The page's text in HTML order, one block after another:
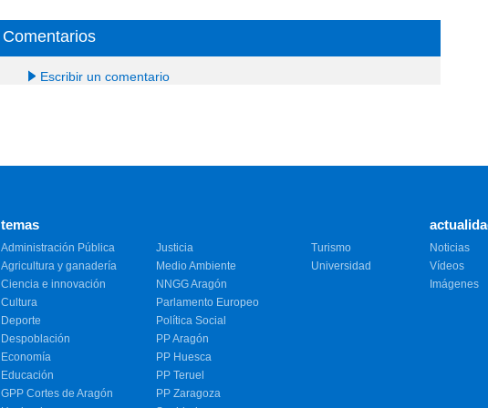
Comentarios
Escribir un comentario
temas
Administración Pública
Agricultura y ganadería
Ciencia e innovación
Cultura
Deporte
Despoblación
Economía
Educación
GPP Cortes de Aragón
Justicia
Medio Ambiente
NNGG Aragón
Parlamento Europeo
Política Social
PP Aragón
PP Huesca
PP Teruel
PP Zaragoza
Turismo
Universidad
Noticias
Vídeos
Imágenes